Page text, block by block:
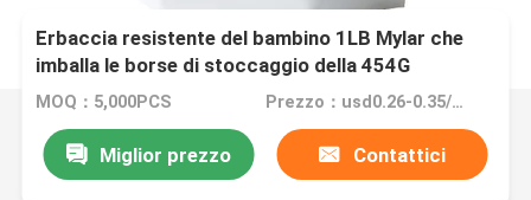
Erbaccia resistente del bambino 1LB Mylar che
imballa le borse di stoccaggio della 454G
MOQ：5,000PCS Prezzo：usd0.26-0.35/pc FOB China
Miglior prezzo Contattici